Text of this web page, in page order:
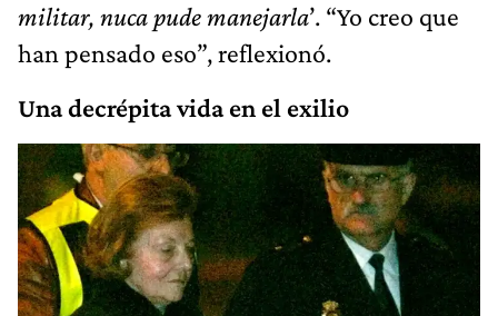
militar, nuca pude manejarla’. “Yo creo que
han pensado eso”, reflexionó.
Una decrépita vida en el exilio